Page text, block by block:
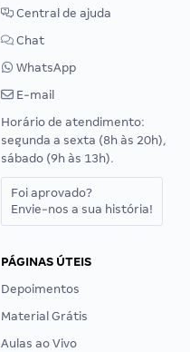
Central de ajuda
Chat
WhatsApp
E-mail
Horário de atendimento:
segunda a sexta (8h às 20h),
sábado (9h às 13h).
Foi aprovado?
Envie-nos a sua história!
PÁGINAS ÚTEIS
Depoimentos
Material Grátis
Aulas ao Vivo